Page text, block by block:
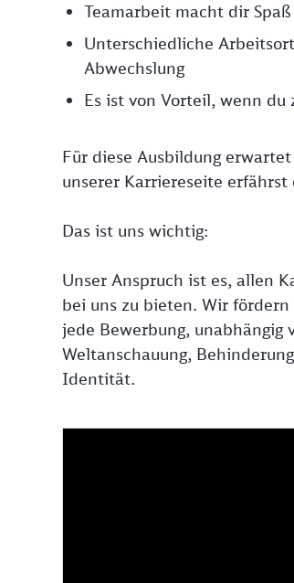
Teamarbeit macht dir
Unterschiedliche
Abwechslung
Es ist von Vorteil, wenn
Für diese Ausbildung
unserer Karriereseite
Das ist uns wichtig:
Unser Anspruch ist es, allen
bei uns zu bieten. Wir
jede Bewerbung,
Weltanschauung,
Identität.